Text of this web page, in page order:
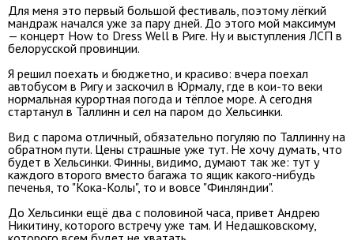
Для меня это первый большой фестиваль, поэтому лёгкий
мандраж начался уже за пару дней. До этого мой максимум
— концерт How to Dress Well в Риге. Ну и выступления ЛСП в
белорусской провинции.
Я решил поехать и бюджетно, и красиво: вчера поехал
автобусом в Ригу и заскочил в Юрмалу, где в кои-то веки
нормальная курортная погода и тёплое море. А сегодня
стартанул в Таллинн и сел на паром до Хельсинки.
Вид с парома отличный, обязательно погуляю по Таллинну на
обратном пути. Цены страшные уже тут. Не хочу думать, что
будет в Хельсинки. Финны, видимо, думают так же: тут у
каждого второго вместо багажа то ящик какого-нибудь
печенья, то "Кока-Колы", то и вовсе "Финляндии".
До Хельсинки ещё два с половиной часа, привет Андрею
Никитину, которого встречу уже там. И Недашковскому,